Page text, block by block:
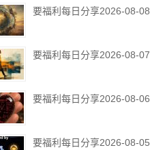
要福利每日分享2026-08-08
要福利每日分享2026-08-07
要福利每日分享2026-08-06
要福利每日分享2026-08-05